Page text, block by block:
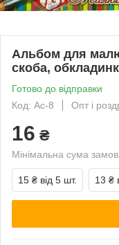
Альбом для
скоба,
Готово до відправки
Код: Ас-8
Опт і
16 ₴
Мінімальна сума
15 ₴ від 5 шт. 13 ₴